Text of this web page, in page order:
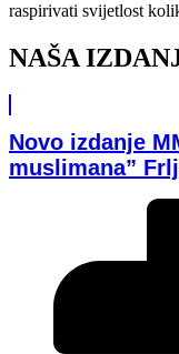
raspirivati svijetlost
NAŠA
Novo izdanje
muslimana”